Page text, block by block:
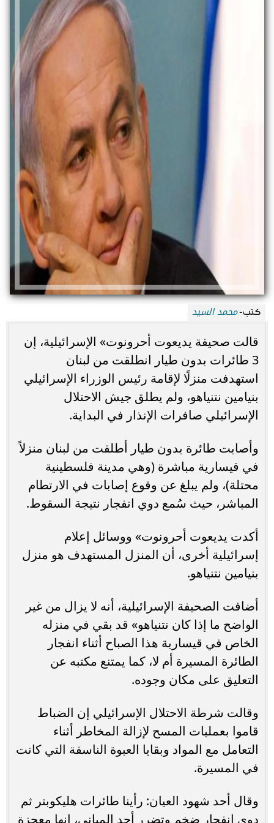
كتب-محمد السيد
قالت صحيفة يديعوت أحرونوت» الإسرائيلية، إن
3 طائرات بدون طيار انطلقت من لبنان
استهدفت منزلًا لإقامة رئيس الوزراء الإسرائيلي
بنيامين نتنياهو، ولم يطلق جيش الاحتلال
الإسرائيلي صافرات الإنذار في البداية.
وأصابت طائرة بدون طيار أطلقت من لبنان منزلاً
في قيسارية مباشرة (وهي مدينة فلسطينية
محتلة)، ولم يبلغ عن وقوع إصابات في الارتطام
المباشر، حيث سُمع دوي انفجار نتيجة السقوط.
أكدت يديعوت أحرونوت» ووسائل إعلام
إسرائيلية أخرى، أن المنزل المستهدف هو منزل
بنيامين نتنياهو.
أضافت الصحيفة الإسرائيلية، أنه لا يزال من غير
الواضح ما إذا كان نتنياهو» قد بقي في منزله
الخاص في قيسارية هذا الصباح أثناء انفجار
الطائرة المسيرة أم لا، كما يمتنع مكتبه عن
التعليق على مكان وجوده.
وقالت شرطة الاحتلال الإسرائيلي إن الضباط
قاموا بعمليات المسح لإزالة المخاطر أثناء
التعامل مع المواد وبقايا العبوة الناسفة التي كانت
في المسيرة.
وقال أحد شهود العيان: رأينا طائرات هليكوبتر ثم
دوي انفجار ضخم وتضرر أحد المباني، إنها معجزة